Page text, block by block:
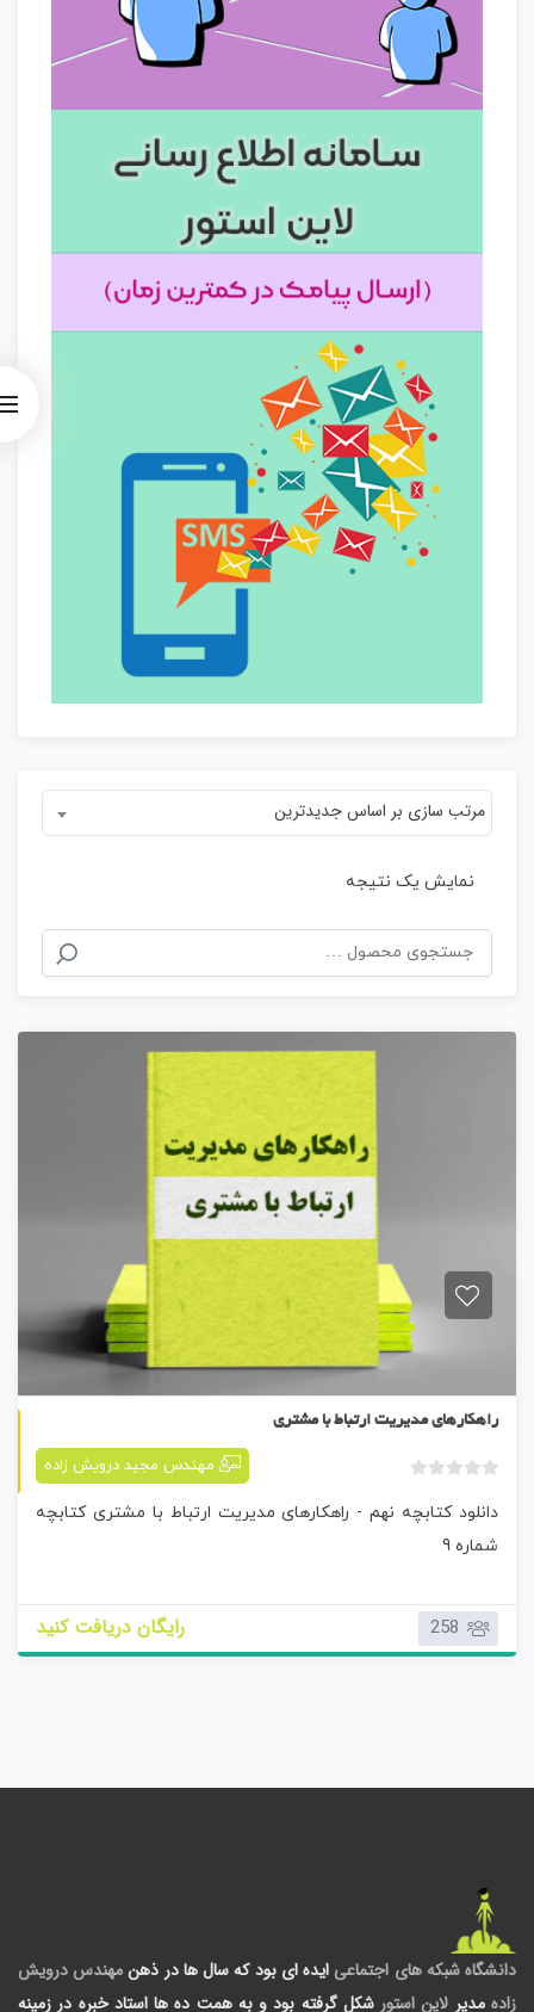
مرتب سازی بر اساس جدیدترین
نمایش یک نتیجه
جستجو
برای:
راهکارهای مدیریت ارتباط با مشتری
د
ا
مهندس مجید درویش زاده
دانلود کتابچه نهم - راهکارهای مدیریت ارتباط با مشتری کتابچه
شماره 9
258 رایگان دریافت کنید
دانشگاه شبکه های اجتماعی ایده ای بود که سال ها در ذهنمهندس درویش
زاده مدیر لاین استور شکل گرفته بود و به همت ده ها استاد خبره در زمینه